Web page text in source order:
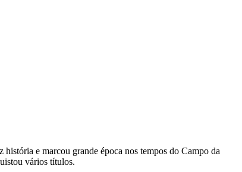
e marcou grande época nos tempos do Campo da
vários títulos.